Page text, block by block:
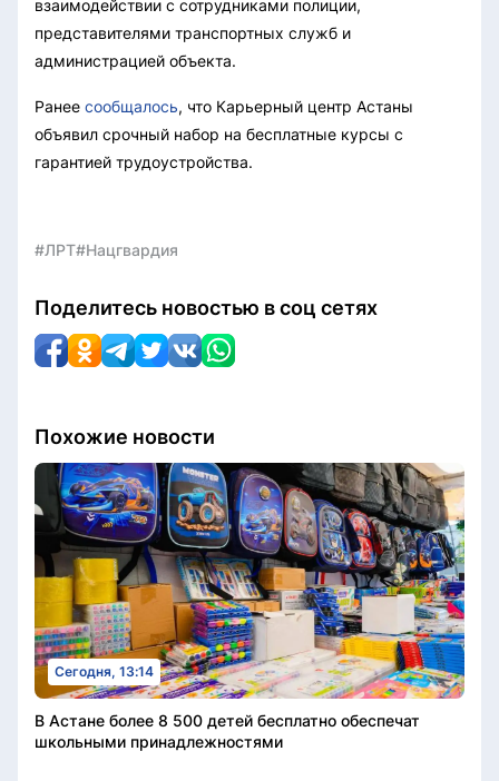
взаимодействии с сотрудниками полиции,
представителями транспортных служб и
администрацией объекта.
Ранее сообщалось, что Карьерный центр Астаны
объявил срочный набор на бесплатные курсы с
гарантией трудоустройства.
#ЛРТ#Нацгвардия
Поделитесь новостью в соц сетях
Похожие новости
Сегодня, 13:14
В Астане более 8 500 детей бесплатно обеспечат
школьными принадлежностями